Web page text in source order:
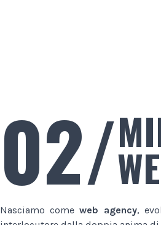
02/
Nasciamo comeweb agency,